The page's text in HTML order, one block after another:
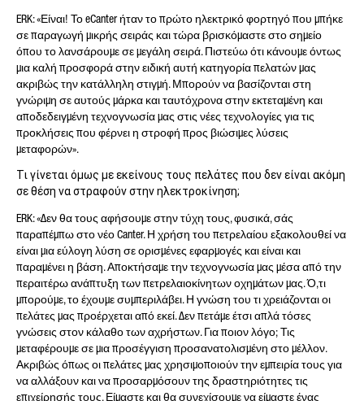
ERK: «Είναι! Το eCanter ήταν το πρώτο ηλεκτρικό φορτηγό που μπήκε
σε παραγωγή μικρής σειράς και τώρα βρισκόμαστε στο σημείο
όπου το λανσάρουμε σε μεγάλη σειρά. Πιστεύω ότι κάνουμε όντως
μια καλή προσφορά στην ειδική αυτή κατηγορία πελατών μας
ακριβώς την κατάλληλη στιγμή. Μπορούν να βασίζονται στη
γνώριμη σε αυτούς μάρκα και ταυτόχρονα στην εκτεταμένη και
αποδεδειγμένη τεχνογνωσία μας στις νέες τεχνολογίες για τις
προκλήσεις που φέρνει η στροφή προς βιώσιμες λύσεις
μεταφορών».
Τι γίνεται όμως με εκείνους τους πελάτες που δεν είναι ακόμη
σε θέση να στραφούν στην ηλεκτροκίνηση;
ERK: «Δεν θα τους αφήσουμε στην τύχη τους, φυσικά, σάς
παραπέμπω στο νέο Canter. Η χρήση του πετρελαίου εξακολουθεί να
είναι μια εύλογη λύση σε ορισμένες εφαρμογές και είναι και
παραμένει η βάση. Αποκτήσαμε την τεχνογνωσία μας μέσα από την
περαιτέρω ανάπτυξη των πετρελαιοκίνητων οχημάτων μας. Ό,τι
μπορούμε, το έχουμε συμπεριλάβει. Η γνώση του τι χρειάζονται οι
πελάτες μας προέρχεται από εκεί. Δεν πετάμε έτσι απλά τόσες
γνώσεις στον κάλαθο των αχρήστων. Για ποιον λόγο; Τις
μεταφέρουμε σε μια προσέγγιση προσανατολισμένη στο μέλλον.
Ακριβώς όπως οι πελάτες μας χρησιμοποιούν την εμπειρία τους για
να αλλάξουν και να προσαρμόσουν της δραστηριότητες τις
επιχείρησής τους. Είμαστε και θα συνεχίσουμε να είμαστε ένας